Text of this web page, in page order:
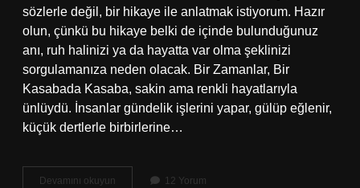
sözlerle değil, bir hikaye ile anlatmak istiyorum. Hazır
olun, çünkü bu hikaye belki de içinde bulunduğunuz
anı, ruh halinizi ya da hayatta var olma şeklinizi
sorgulamanıza neden olacak. Bir Zamanlar, Bir
Kasabada Kasaba, sakin ama renkli hayatlarıyla
ünlüydü. İnsanlar gündelik işlerini yapar, gülüp eğlenir,
küçük dertlerle birbirlerine…
Devamını okuyun 12 Yorum